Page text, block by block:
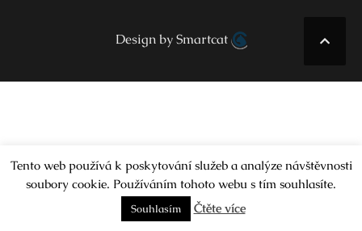
Design by Smartcat
Tento web používá k poskytování služeb a analýze návštěvnosti
soubory cookie. Používáním tohoto webu s tím souhlasíte.
Souhlasím Čtěte více